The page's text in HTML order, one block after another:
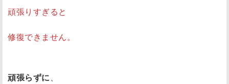
頑張りすぎると
修復できません。
頑張らずに、